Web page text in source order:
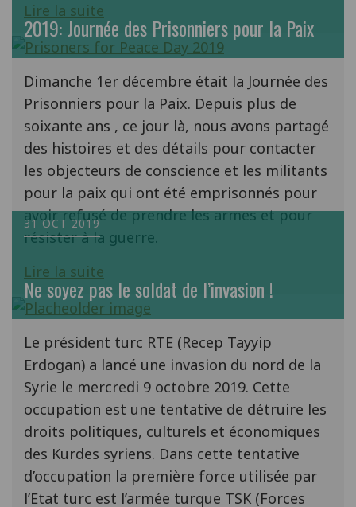
Lire la suite
2019: Journée des Prisonniers pour la Paix
Dimanche 1er décembre était la Journée des
Prisonniers pour la Paix. Depuis plus de
soixante ans , ce jour là, nous avons partagé
des histoires et des détails pour contacter
les objecteurs de conscience et les militants
pour la paix qui ont été emprisonnés pour
avoir refusé de prendre les armes et pour
résister à la guerre.
Lire la suite
31 OCT 2019
Ne soyez pas le soldat de l’invasion !
Le président turc RTE (Recep Tayyip
Erdogan) a lancé une invasion du nord de la
Syrie le mercredi 9 octobre 2019. Cette
occupation est une tentative de détruire les
droits politiques, culturels et économiques
des Kurdes syriens. Dans cette tentative
d’occupation la première force utilisée par
l’Etat turc est l’armée turque TSK (Forces